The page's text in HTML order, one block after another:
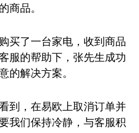
商品。
买了一台家电，收到商品
服的帮助下，张先生成功
的解决方案。
到，在易欧上取消订单并
我们保持冷静，与客服积